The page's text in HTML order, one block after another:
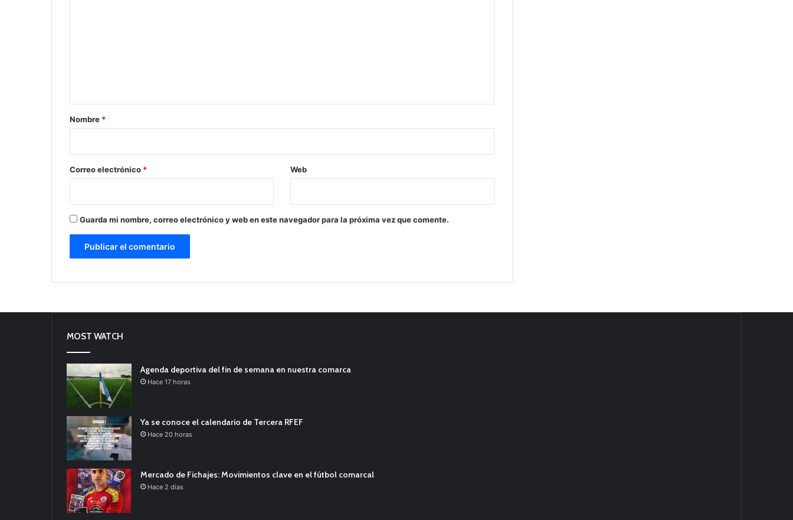
r
*
Nombre *
Correo electrónico * Web
Guarda mi nombre, correo electrónico y web en este navegador para la próxima vez que comente.
MOST WATCH
Agenda deportiva del fin de semana en nuestra comarca
Hace 17 horas
Ya se conoce el calendario de Tercera RFEF
Hace 20 horas
Mercado de Fichajes: Movimientos clave en el fútbol comarcal
Hace 2 días